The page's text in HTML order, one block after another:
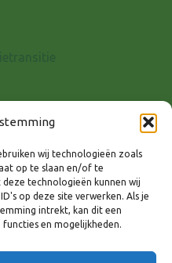
wij technologieën zoals
op te slaan en/of te
technologieën kunnen wij
op deze site verwerken. Als je
intrekt, kan dit een
en mogelijkheden.